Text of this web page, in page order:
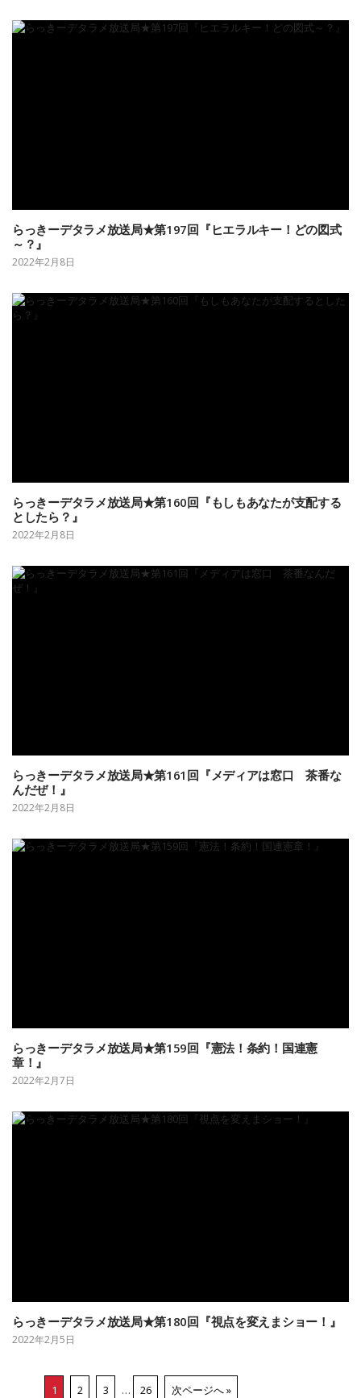
らっきーデタラメ放送局★第197回『ヒエラルキー！どの図式
～？』
2022年2月8日
らっきーデタラメ放送局★第160回『もしもあなたが支配する
としたら？』
2022年2月8日
らっきーデタラメ放送局★第161回『メディアは窓口 茶番な
んだぜ！』
2022年2月8日
らっきーデタラメ放送局★第159回『憲法！条約！国連憲
章！』
2022年2月7日
らっきーデタラメ放送局★第180回『視点を変えまショー！』
2022年2月5日
1 2 3 … 26 次ページへ »